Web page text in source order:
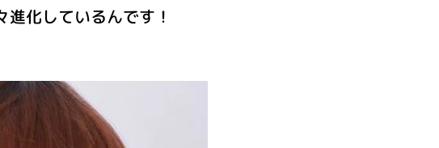
化しているんです！